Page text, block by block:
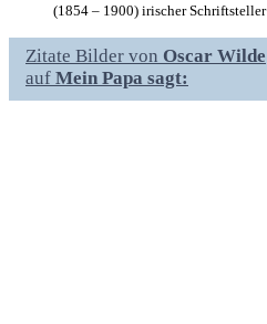
(1854 – 1900) irischer Schriftsteller
Zitate Bilder von Oscar Wilde
auf Mein Papa sagt: